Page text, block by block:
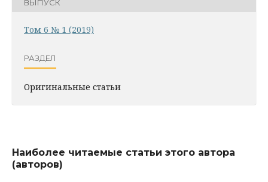
ВЫПУСК
Том 6 № 1 (2019)
РАЗДЕЛ
Оригинальные статьи
Наиболее читаемые статьи этого автора
(авторов)